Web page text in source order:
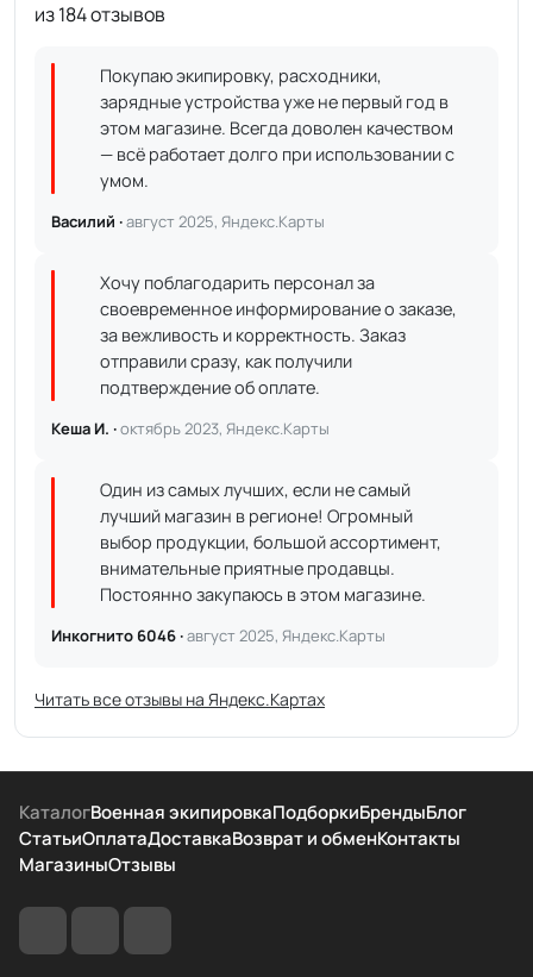
из 184 отзывов
Покупаю экипировку, расходники,
зарядные устройства уже не первый год в
этом магазине. Всегда доволен качеством
— всё работает долго при использовании с
умом.
Василий ·август 2025, Яндекс.Карты
Хочу поблагодарить персонал за
своевременное информирование о заказе,
за вежливость и корректность. Заказ
отправили сразу, как получили
подтверждение об оплате.
Кеша И. ·октябрь 2023, Яндекс.Карты
Один из самых лучших, если не самый
лучший магазин в регионе! Огромный
выбор продукции, большой ассортимент,
внимательные приятные продавцы.
Постоянно закупаюсь в этом магазине.
Инкогнито 6046 ·август 2025, Яндекс.Карты
Читать все отзывы на Яндекс.Картах
КаталогВоенная экипировкаПодборкиБрендыБлог
СтатьиОплатаДоставкаВозврат и обменКонтакты
МагазиныОтзывы